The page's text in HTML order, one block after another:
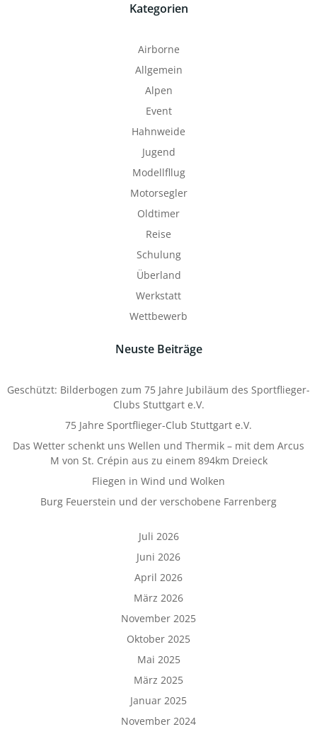
Kategorien
Airborne
Allgemein
Alpen
Event
Hahnweide
Jugend
Modellfllug
Motorsegler
Oldtimer
Reise
Schulung
Überland
Werkstatt
Wettbewerb
Neuste Beiträge
Geschützt: Bilderbogen zum 75 Jahre Jubiläum des Sportflieger-
Clubs Stuttgart e.V.
75 Jahre Sportflieger-Club Stuttgart e.V.
Das Wetter schenkt uns Wellen und Thermik – mit dem Arcus
M von St. Crépin aus zu einem 894km Dreieck
Fliegen in Wind und Wolken
Burg Feuerstein und der verschobene Farrenberg
Juli 2026
Juni 2026
April 2026
März 2026
November 2025
Oktober 2025
Mai 2025
März 2025
Januar 2025
November 2024